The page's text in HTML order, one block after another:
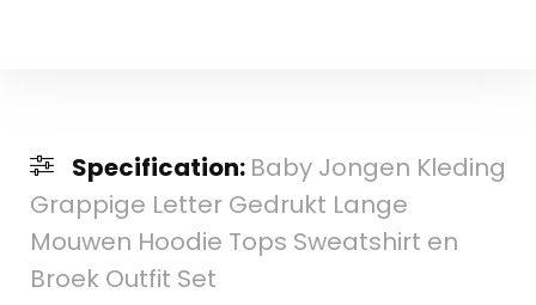
Specification: Baby Jongen Kleding
Grappige Letter Gedrukt Lange
Mouwen Hoodie Tops Sweatshirt en
Broek Outfit Set